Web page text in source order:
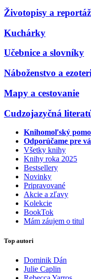
Životopisy a
Kuchárky
Učebnice a slovníky
Náboženstvo a
Mapy a cestovanie
Cudzojazyčná
Knihomoľský
Odporúčame pre
Všetky knihy
Knihy roka 2025
Bestsellery
Novinky
Pripravované
Akcie a zľavy
Kolekcie
BookTok
Mám záujem o titul
Top autori
Dominik Dán
Julie Caplin